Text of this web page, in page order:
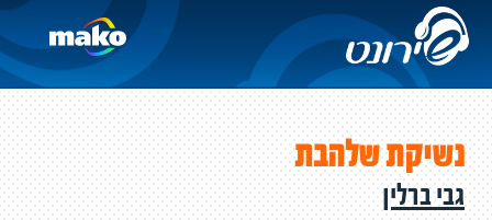
נשיקת שלהבת
גבי ברלין